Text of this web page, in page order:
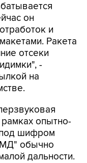
он
и
Ракета
отсеки
-
на
опытно-
под шифром
обычно
дальности.